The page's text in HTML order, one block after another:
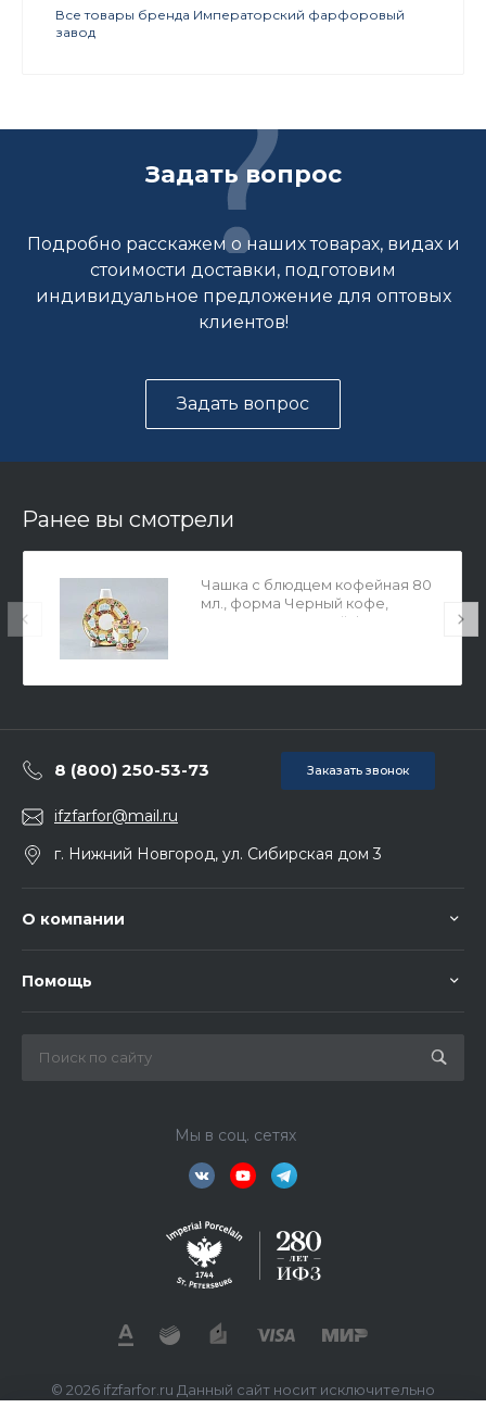
Все товары бренда Императорский фарфоровый
завод
Задать вопрос
Подробно расскажем о наших товарах, видах и
стоимости доставки, подготовим
индивидуальное предложение для оптовых
клиентов!
Задать вопрос
Ранее вы смотрели
Чашка с блюдцем кофейная 80
мл., форма Черный кофе,
рисунок Цветочный фон арт.
8 (800) 250-53-73 Заказать звонок
ifzfarfor@mail.ru
г. Нижний Новгород, ул. Сибирская дом 3
О компании
Помощь
Мы в соц. сетях
© 2026 ifzfarfor.ru Данный сайт носит исключительно